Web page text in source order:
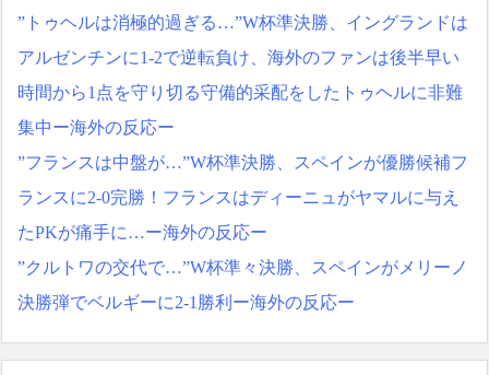
”トゥヘルは消極的過ぎる…”W杯準決勝、イングランドは
アルゼンチンに1-2で逆転負け、海外のファンは後半早い
時間から1点を守り切る守備的采配をしたトゥヘルに非難
集中ー海外の反応ー
”フランスは中盤が…”W杯準決勝、スペインが優勝候補フ
ランスに2-0完勝！フランスはディーニュがヤマルに与え
たPKが痛手に…ー海外の反応ー
”クルトワの交代で…”W杯準々決勝、スペインがメリーノ
決勝弾でベルギーに2-1勝利ー海外の反応ー